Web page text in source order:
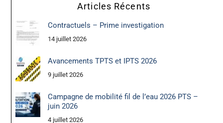
Articles Récents
Contractuels – Prime investigation
14 juillet 2026
Avancements TPTS et IPTS 2026
9 juillet 2026
Campagne de mobilité fil de l’eau 2026 PTS –
juin 2026
4 juillet 2026